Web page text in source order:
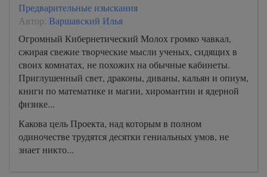
Предварительные изыскания
Автор: Варшавский Илья
Огромный Кибернетический Молох громко чавкал,
сжирая свежие творческие мысли ученых, сидящих в
своих комнатах, не похожих на обычные кабинеты.
Приглушенный свет, драконы, диваны, кальян и опиум,
книги по математике и магии, хиромантии и ядерной
физике...
Какова цель Проекта, над которым в полном
одиночестве трудятся десятки гениальных умов, не
знает никто...